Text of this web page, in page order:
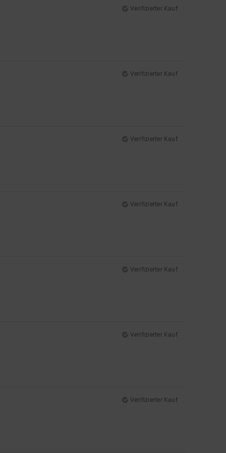
Verifizierter Kauf
Verifizierter Kauf
Verifizierter Kauf
Verifizierter Kauf
Verifizierter Kauf
Verifizierter Kauf
Verifizierter Kauf